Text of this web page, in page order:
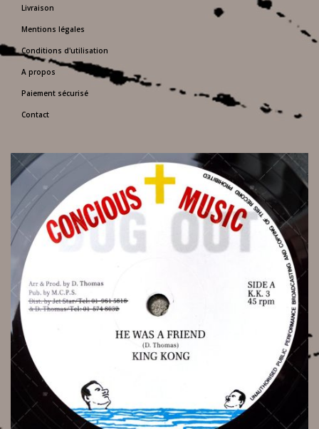
Livraison
Mentions légales
Conditions d'utilisation
A propos
Paiement sécurisé
Contact